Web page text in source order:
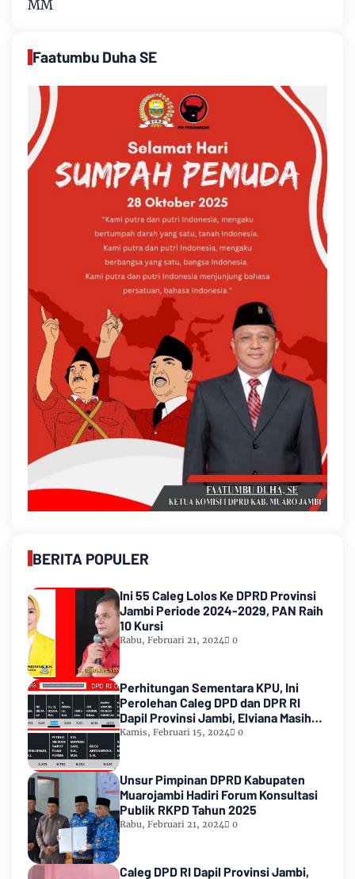
MM
Faatumbu Duha SE
BERITA POPULER
Ini 55 Caleg Lolos Ke DPRD Provinsi
Jambi Periode 2024-2029, PAN Raih
10 Kursi
Rabu, Februari 21, 2024 0
Perhitungan Sementara KPU, Ini
Perolehan Caleg DPD dan DPR RI
Dapil Provinsi Jambi, Elviana Masih
Urutan Kedua Teratas
Kamis, Februari 15, 2024 0
Unsur Pimpinan DPRD Kabupaten
Muarojambi Hadiri Forum Konsultasi
Publik RKPD Tahun 2025
Rabu, Februari 21, 2024 0
Caleg DPD RI Dapil Provinsi Jambi,